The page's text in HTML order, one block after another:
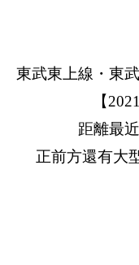
東武東上線・東
【
距離最
正前方還有大